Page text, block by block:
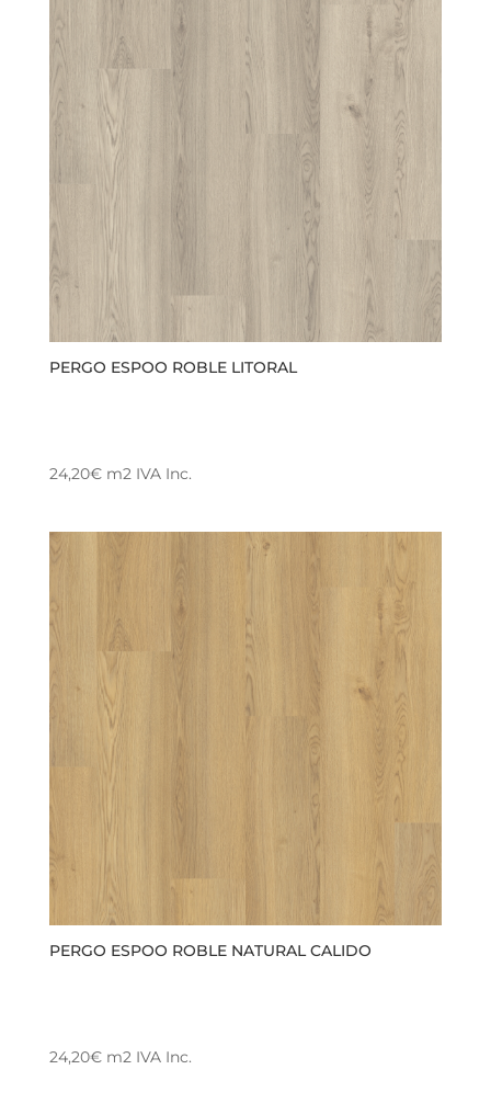
PERGO ESPOO ROBLE LITORAL
24,20€m2 IVA Inc.
PERGO ESPOO ROBLE NATURAL CALIDO
24,20€m2 IVA Inc.